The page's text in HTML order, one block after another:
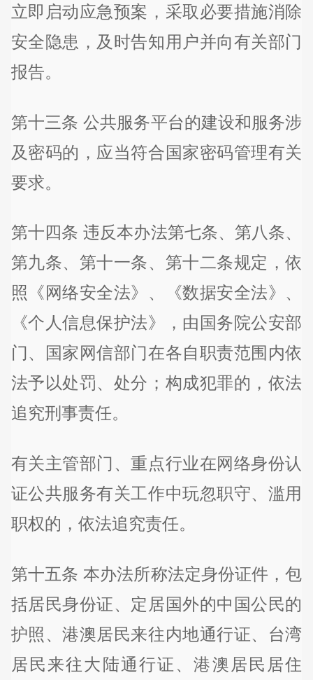
立即启动应急预案，采取必要措施消除
安全隐患，及时告知用户并向有关部门
报告。
第十三条 公共服务平台的建设和服务涉
及密码的，应当符合国家密码管理有关
要求。
第十四条 违反本办法第七条、第八条、
第九条、第十一条、第十二条规定，依
照《网络安全法》、《数据安全法》、
《个人信息保护法》，由国务院公安部
门、国家网信部门在各自职责范围内依
法予以处罚、处分；构成犯罪的，依法
追究刑事责任。
有关主管部门、重点行业在网络身份认
证公共服务有关工作中玩忽职守、滥用
职权的，依法追究责任。
第十五条 本办法所称法定身份证件，包
括居民身份证、定居国外的中国公民的
护照、港澳居民来往内地通行证、台湾
居民来往大陆通行证、港澳居民居住